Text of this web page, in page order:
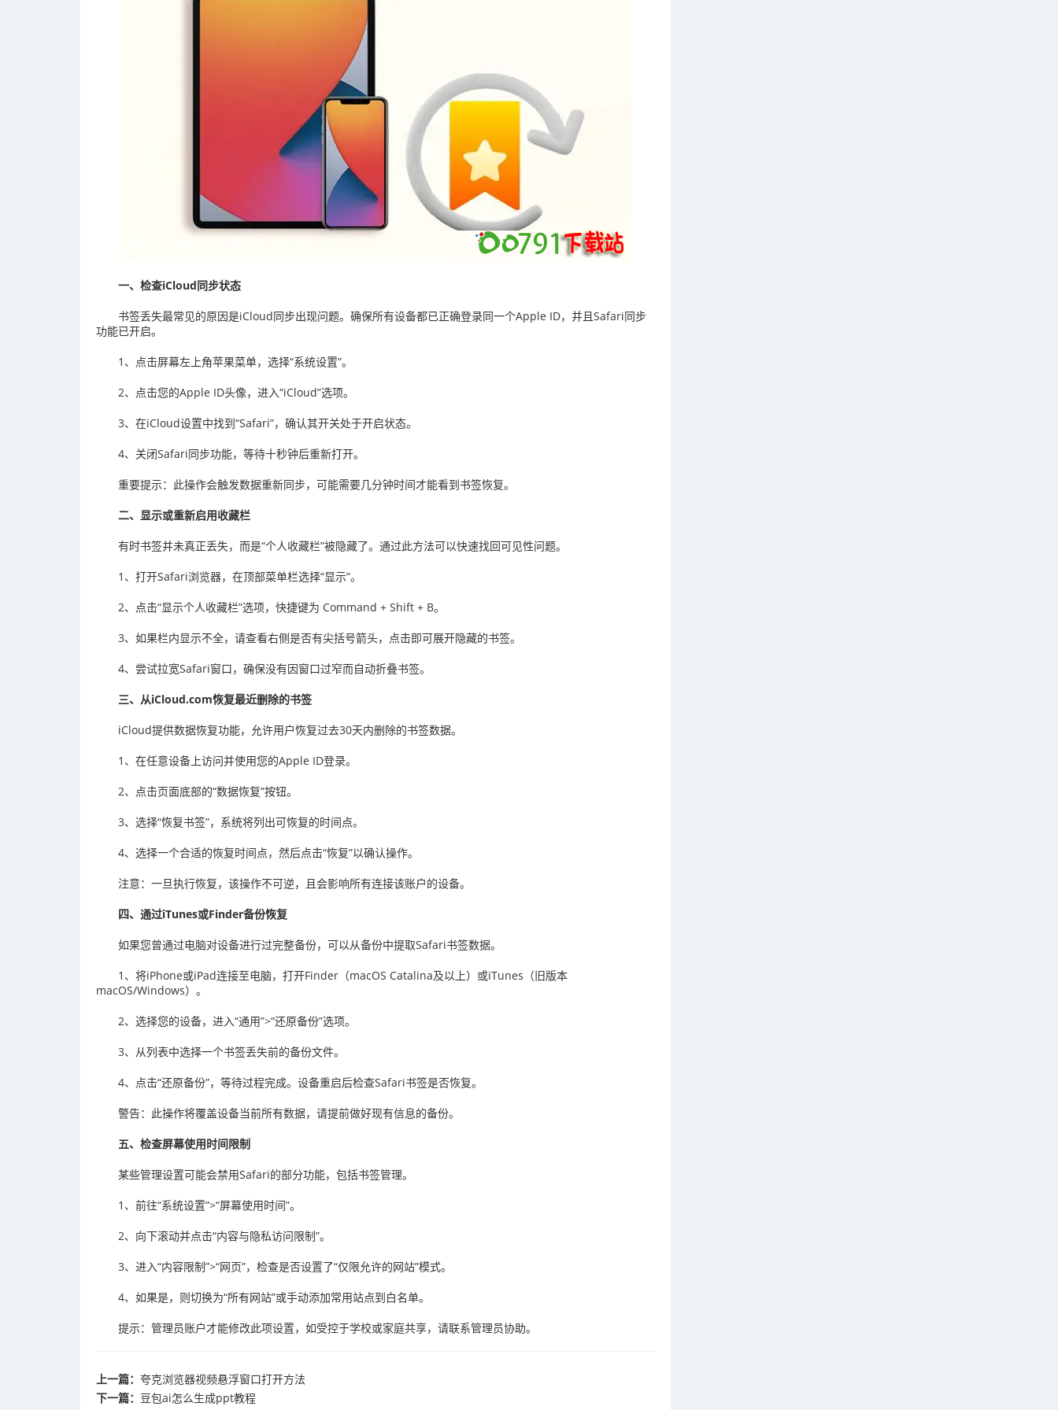
一、检查iCloud同步状态
书签丢失最常见的原因是iCloud同步出现问题。确保所有设备都已正确登录同一个Apple ID，并且Safari同步
功能已开启。
1、点击屏幕左上角苹果菜单，选择“系统设置”。
2、点击您的Apple ID头像，进入“iCloud”选项。
3、在iCloud设置中找到“Safari”，确认其开关处于开启状态。
4、关闭Safari同步功能，等待十秒钟后重新打开。
重要提示：此操作会触发数据重新同步，可能需要几分钟时间才能看到书签恢复。
二、显示或重新启用收藏栏
有时书签并未真正丢失，而是“个人收藏栏”被隐藏了。通过此方法可以快速找回可见性问题。
1、打开Safari浏览器，在顶部菜单栏选择“显示”。
2、点击“显示个人收藏栏”选项，快捷键为 Command + Shift + B。
3、如果栏内显示不全，请查看右侧是否有尖括号箭头，点击即可展开隐藏的书签。
4、尝试拉宽Safari窗口，确保没有因窗口过窄而自动折叠书签。
三、从iCloud.com恢复最近删除的书签
iCloud提供数据恢复功能，允许用户恢复过去30天内删除的书签数据。
1、在任意设备上访问并使用您的Apple ID登录。
2、点击页面底部的“数据恢复”按钮。
3、选择“恢复书签”，系统将列出可恢复的时间点。
4、选择一个合适的恢复时间点，然后点击“恢复”以确认操作。
注意：一旦执行恢复，该操作不可逆，且会影响所有连接该账户的设备。
四、通过iTunes或Finder备份恢复
如果您曾通过电脑对设备进行过完整备份，可以从备份中提取Safari书签数据。
1、将iPhone或iPad连接至电脑，打开Finder（macOS Catalina及以上）或iTunes（旧版本
macOS/Windows）。
2、选择您的设备，进入“通用”>“还原备份”选项。
3、从列表中选择一个书签丢失前的备份文件。
4、点击“还原备份”，等待过程完成。设备重启后检查Safari书签是否恢复。
警告：此操作将覆盖设备当前所有数据，请提前做好现有信息的备份。
五、检查屏幕使用时间限制
某些管理设置可能会禁用Safari的部分功能，包括书签管理。
1、前往“系统设置”>“屏幕使用时间”。
2、向下滚动并点击“内容与隐私访问限制”。
3、进入“内容限制”>“网页”，检查是否设置了“仅限允许的网站”模式。
4、如果是，则切换为“所有网站”或手动添加常用站点到白名单。
提示：管理员账户才能修改此项设置，如受控于学校或家庭共享，请联系管理员协助。
上一篇： 夸克浏览器视频悬浮窗口打开方法
下一篇： 豆包ai怎么生成ppt教程